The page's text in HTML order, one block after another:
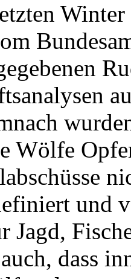
Wölfe
und
Jagd,
dass